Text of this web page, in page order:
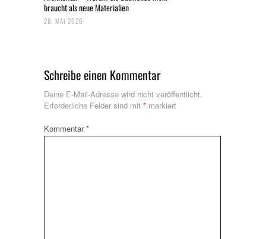
braucht als neue Materialien
28. MAI 2026
Schreibe einen Kommentar
Deine E-Mail-Adresse wird nicht veröffentlicht.
Erforderliche Felder sind mit * markiert
Kommentar*